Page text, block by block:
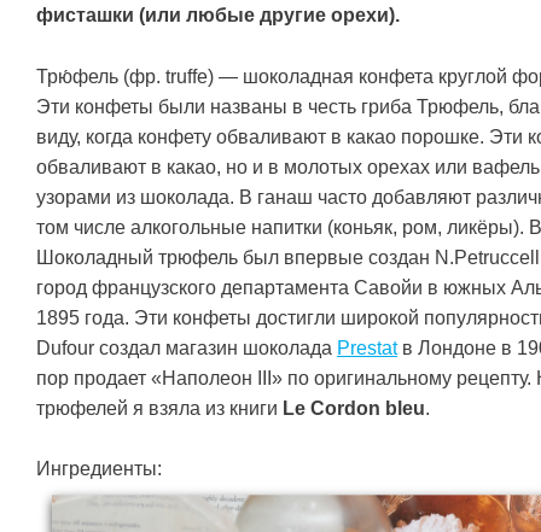
фисташки (или любые другие орехи).
Трю́фель (фр. truffe) — шоколадная конфета круглой
Эти конфеты были названы в честь гриба Трюфель,
виду, когда конфету обваливают в какао порошке. Эти
обваливают в какао, но и в молотых орехах или
узорами из шоколада. В ганаш часто добавляют
том числе алкогольные напитки (коньяк, ром,
Шоколадный трюфель был впервые создан
город французского департамента Савойи в южных
1895 года. Эти конфеты достигли широкой
Dufour создал магазин шоколада Prestatв Лондоне в
пор продает «Наполеон III» по оригинальному рецепту.
трюфелей я взяла из книги Le Cordon bleu.
Ингредиенты: